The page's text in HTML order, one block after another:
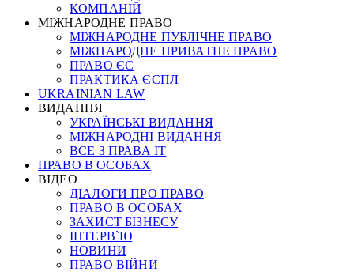
КОМПАНІЙ
МІЖНАРОДНЕ ПРАВО
МІЖНАРОДНЕ ПУБЛІЧНЕ ПРАВО
МІЖНАРОДНЕ ПРИВАТНЕ ПРАВО
ПРАВО ЄС
ПРАКТИКА ЄСПЛ
UKRAINIAN LAW
ВИДАННЯ
УКРАЇНСЬКІ ВИДАННЯ
МІЖНАРОДНІ ВИДАННЯ
ВСЕ З ПРАВА ІТ
ПРАВО В ОСОБАХ
ВІДЕО
ДІАЛОГИ ПРО ПРАВО
ПРАВО В ОСОБАХ
ЗАХИСТ БІЗНЕСУ
ІНТЕРВ`Ю
НОВИНИ
ПРАВО ВІЙНИ